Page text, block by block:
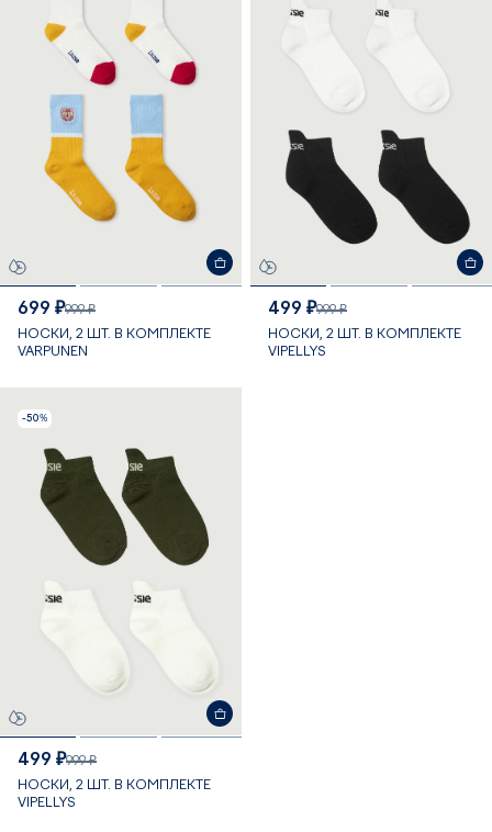
699 ₽999 ₽
НОСКИ, 2 ШТ. В КОМПЛЕКТЕ
VARPUNEN
499 ₽999 ₽
НОСКИ, 2 ШТ. В КОМПЛЕКТЕ
VIPELLYS
-50%
499 ₽999 ₽
НОСКИ, 2 ШТ. В КОМПЛЕКТЕ
VIPELLYS